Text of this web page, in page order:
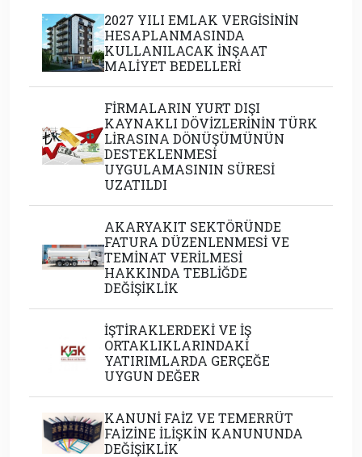
2027 YILI EMLAK VERGİSİNİN
HESAPLANMASINDA
KULLANILACAK İNŞAAT
MALİYET BEDELLERİ
FİRMALARIN YURT DIŞI
KAYNAKLI DÖVİZLERİNİN TÜRK
LİRASINA DÖNÜŞÜMÜNÜN
DESTEKLENMESİ
UYGULAMASININ SÜRESİ
UZATILDI
AKARYAKIT SEKTÖRÜNDE
FATURA DÜZENLENMESİ VE
TEMİNAT VERİLMESİ
HAKKINDA TEBLİĞDE
DEĞİŞİKLİK
İŞTİRAKLERDEKİ VE İŞ
ORTAKLIKLARINDAKİ
YATIRIMLARDA GERÇEĞE
UYGUN DEĞER
KANUNİ FAİZ VE TEMERRÜT
FAİZİNE İLİŞKİN KANUNUNDA
DEĞİŞİKLİK